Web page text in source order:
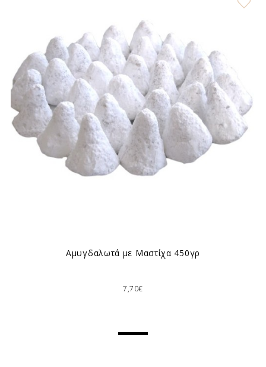
Αμυγδαλωτά με Μαστίχα 450γρ
7,70€